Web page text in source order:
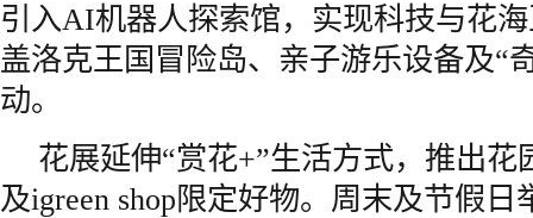
引入AI机器人探索馆，实现科技与花
盖洛克王国冒险岛、亲子游乐设备及“
动。
花展延伸“赏花+”生活方式，推出花
及igreen shop限定好物。周末及节假